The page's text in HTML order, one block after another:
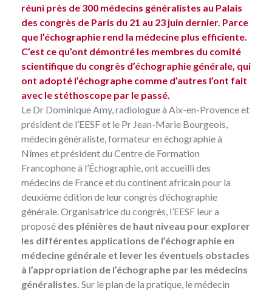
réuni près de 300 médecins généralistes au Palais
des congrès de Paris du 21 au 23 juin dernier. Parce
que l’échographie rend la médecine plus efficiente.
C’est ce qu’ont démontré les membres du comité
scientifique du congrès d’échographie générale, qui
ont adopté l’échographe comme d’autres l’ont fait
avec le stéthoscope par le passé.
Le Dr Dominique Amy, radiologue à Aix-en-Provence et
président de l’EESF et le Pr Jean-Marie Bourgeois,
médecin généraliste, formateur en échographie à
Nîmes et président du Centre de Formation
Francophone à l’Échographie, ont accueilli des
médecins de France et du continent africain pour la
deuxième édition de leurcongrès d’échographie
générale. Organisatrice du congrès, l’EESF leur a
proposé des plénières de haut niveau pour explorer
les différentes applications de l’échographie en
médecine générale et lever les éventuels obstacles
à l’appropriation de l’échographe par les médecins
généralistes. Sur le plan de la pratique, le médecin